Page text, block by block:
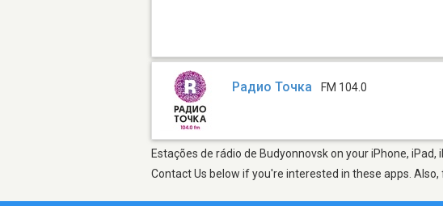
Радио Точка FM 104.0
Estações de rádio de Budyonnovsk on your iPhone,
Contact Us below if you're interested in these apps.